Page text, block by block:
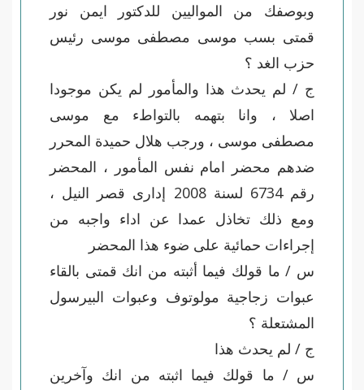
وبوصفك من المواليين للدكتور ايمن نور
قمتى بسب موسى مصطفى موسى رئيس
حزب الغد ؟
ج / لم يحدث هذا والمأمور لم يكن موجودا
اصلا ، وانا بتهمه بالتواطء مع موسى
مصطفى موسى ، ورجب هلال حميدة المحرر
ضدهم محضر امام نفس المأمور ، المحضر
رقم 6734 لسنة 2008 إدارى قصر النيل ،
ومع ذلك تخاذل عمدا عن اداء واجبه من
إجراءات حمائية على ضوء هذا المحضر
س / ما قولك فيما أثبته من انك قمتى بالقاء
عبوات زجاجية مولوتوف وعبوات البيرسول
المشتعلة ؟
ج / لم يحدث هذا
س / ما قولك فيما اثبته من انك وآخرين